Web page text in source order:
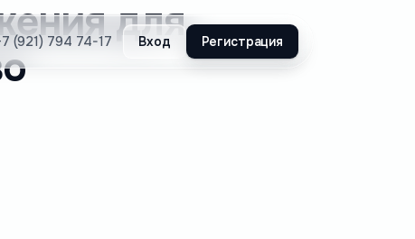
(921) 794 74-17 Вход Регистрация
для